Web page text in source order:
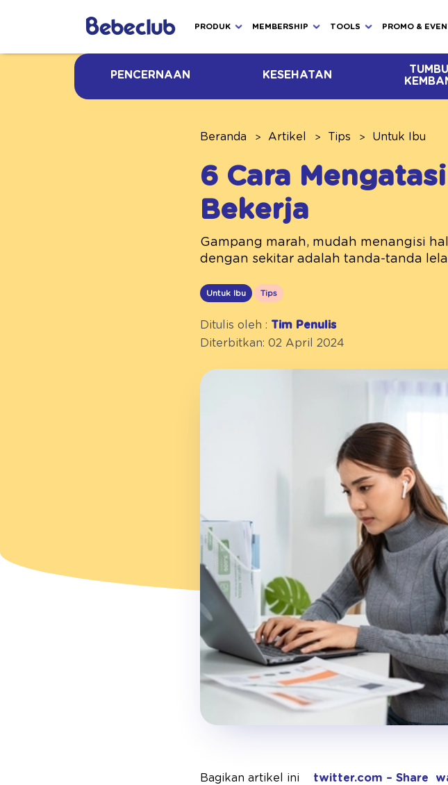
PRODUK MEMBERSHIP TOOLS PROMO &
PENCERNAAN KESEHATAN
Beranda Artikel Tips Untuk Ibu
6 Cara
Bekerja
Gampang marah, mudah menangisi
dengan sekitar adalah tanda-tanda
Untuk Ibu Tips
Ditulis oleh : Tim Penulis
Diterbitkan: 02 April 2024
Bagikan artikel ini twitter.com – Share